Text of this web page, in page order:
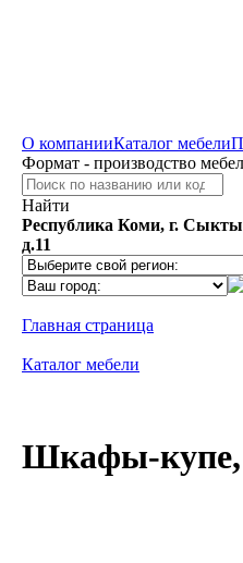
О компанииКаталог мебели
Формат - производство
Найти
Республика Коми, г.
д.11
Главная страница
Каталог мебели
Шкафы-купе,